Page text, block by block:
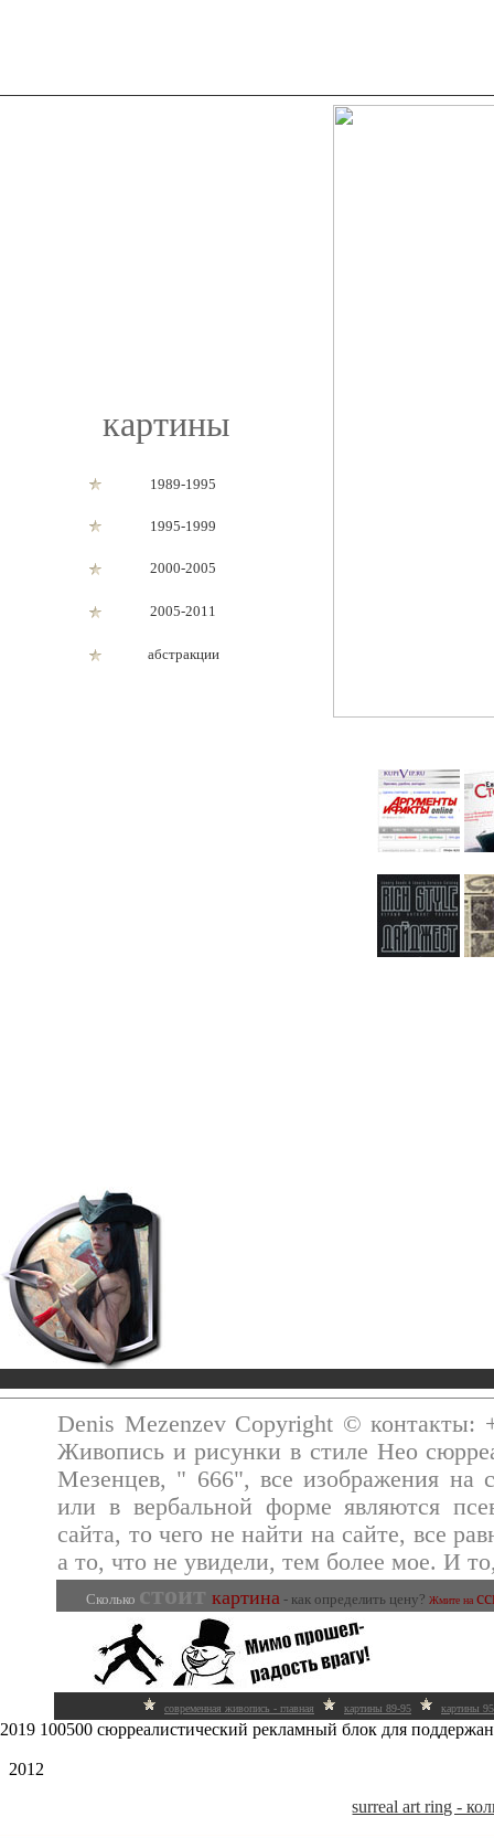
картины
1989-1995
1995-1999
2000-2005
2005-2011
абстракции
Denis Mezenzev Copyright © контакты:
Живопись и рисунки в стиле Нео
Мезенцев, " 666", все изображения на
или в вербальной форме являются
сайта, то чего не найти на сайте, все
а то, что не увидели, тем более мое. И
Сколько стоит картина - как определить цену?Жмите на
современная живопись - главная картины 89-95 картины
2019 100500 сюрреалистический рекламный блок для
2012
surreal art ring -